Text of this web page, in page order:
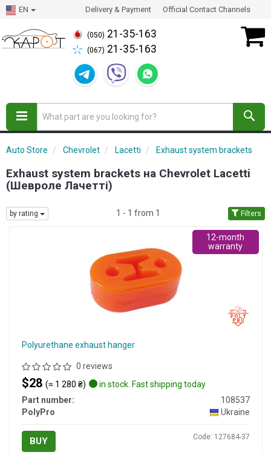
EN Delivery & Payment Official Contact Channels
(050) 21-35-163
(067) 21-35-163
Auto Store Chevrolet Lacetti Exhaust system brackets
Exhaust system brackets на Chevrolet Lacetti
(Шевроле Лачетті)
by rating 1 - 1 from 1 Filters
Polyurethane exhaust hanger
0 reviews
$28 (≈ 1 280 ₴)
in stock. Fast shipping today
Part number:
108537
PolyPro
Ukraine
BUY Code: 127684-37
12-month
warranty